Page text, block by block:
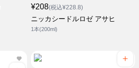
¥208(税込¥228.8)
ニッカシードルロゼ アサヒ
1本(200ml)